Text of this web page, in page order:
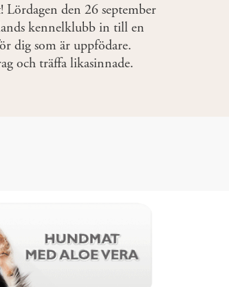
Lördagen den 26 september
kennelklubb in till en
dig som är uppfödare.
och träffa likasinnade.